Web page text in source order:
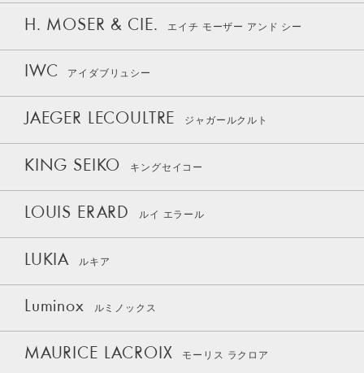
H. MOSER & CIE. エイチ モーザー アンド シー
IWC アイダブリュシー
JAEGER LECOULTRE ジャガールクルト
KING SEIKO キングセイコー
LOUIS ERARD ルイ エラール
LUKIA ルキア
Luminox ルミノックス
MAURICE LACROIX モーリス ラクロア